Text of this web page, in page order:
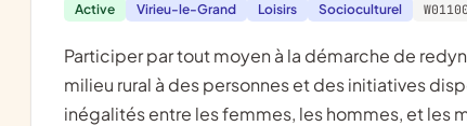
Active Virieu-le-Grand Loisirs Socioculturel
participer par tout moyen à la démarche de redynamisation des campagnes ; contribuer à rendre accessible le
milieu rural à des personnes et des initiatives
inégalités entre les femmes, les hommes, et les